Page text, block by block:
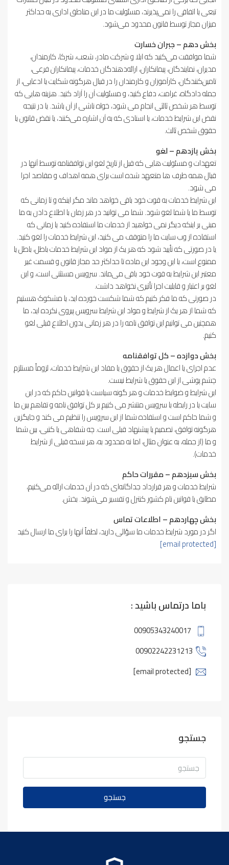
تبعی یا اتفاقی را نمی‌پذیرند، مسئولیت ما در این مناطق اداری به حداکثر
میزان مجاز توسط قانون محدود می‌شود.
بخش دهم – جبران خسارت
شما موافقت می‌کنید که ابلا و شرکت مادر، شعب، شرکا، کارمندان،
مدیران، نمایندگان، پیمانکاران، ارائه‌دهندگان خدمات، پیمانکاران فرعی،
تامین‌کنندگان، کارآموزان و کارمندان را در قبال هرگونه شکایت یا ادعایی، از
جمله دادگاه، غرامت، دفاع کنید، و مسئولیت آن را آزاد کنید. هزینه هایی که
توسط هر شخص ثالثی انجام می شود، خواه ناشی از آن باشد. یا در نتیجه
نقض این شرایط خدمات، یا اسنادی که به آن اشاره می‌کنند، یا نقض قانون یا
حقوق شخص ثالث.
بخش یازدهم – لغو
تعهدات و مسئولیت هایی که قبل از تاریخ لغو این توافقنامه توسط آنها در
قبال همه طرف ها متعهد شده است برای همه اهداف و مقاصد اجرا
می شود.
این شرایط خدمات به قوت خود باقی خواهد ماند مگر اینکه و تا زمانی که
توسط ما یا شما لغو شود. شما می توانید در هر زمان با اطلاع دادن به ما
مبنی بر اینکه دیگر نمی خواهید از خدمات ما استفاده کنید یا زمانی که
استفاده از وب سایت ما را متوقف می کنید، این شرایط خدمات را لغو کنید.
یا در صورتی که تأیید شود که هر یک از مواد این شرایط خدمات باطل، باطل یا
ممنوع است، با این وجود این ماده تا حداکثر حد مجاز قانون و قسمت غیر
معتبر این شرایط به قوت خود باقی می‌ماند. سرویس مستثنی است، و این
لغو بر اعتبار و قابلیت اجرا تأثیری نخواهد داشت.
در صورتی که ما فکر کنیم که شما شکست خورده اید، یا مشکوک هستیم
که شما از هر یک از شرایط و مواد این شرایط سرویس پیروی نکرده اید، ما
همچنین می توانیم این توافق نامه را در هر زمانی بدون اطلاع قبلی لغو
کنیم.
بخش دوازده – کل توافقنامه
عدم اجرای یا اعمال هر یک از حقوق یا مفاد این شرایط خدمات، لزوماً مستلزم
چشم پوشی از این حقوق یا شرایط نیست.
این شرایط و ضوابط خدمات و هر گونه سیاست یا قوانین حاکم که در این
سایت یا در رابطه با سرویس منتشر می کنیم بر کل توافق نامه و تفاهم بین ما
و شما حاکم است و استفاده شما از این سرویس را تنظیم می کند و جایگزین
هرگونه توافق، تصمیم یا پیشنهاد قبلی است. چه شفاهی یا کتبی، بین شما
و ما (از جمله، به عنوان مثال، اما نه محدود به، هر نسخه قبلی از شرایط
خدمات).
بخش سیزدهم – مقررات حاکم
شرایط خدمات و هر قرارداد جداگانه‌ای که در آن خدمات ارائه می‌کنیم،
مطابق با قوانین نام کشور کنترل و تفسیر می‌شوند. بخش.
بخش چهاردهم – اطلاعات تماس
اگر در مورد شرایط خدمات ما سؤالی دارید، لطفاً آنها را برای ما ارسال کنید
[email protected]
باما درتماس باشید :
00905343240017
00902242231213
[email protected]
جستجو
جستجو